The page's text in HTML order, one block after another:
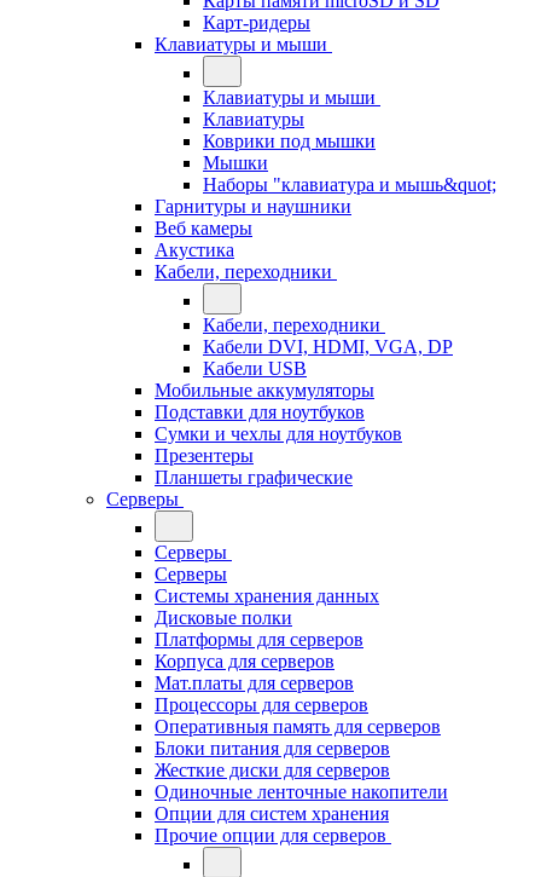
Карт-ридеры
Клавиатуры и мыши
Клавиатуры и мыши
Клавиатуры
Коврики под мышки
Мышки
Наборы "клавиатура и мышь&quot;
Гарнитуры и наушники
Веб камеры
Акустика
Кабели, переходники
Кабели, переходники
Кабели DVI, HDMI, VGA, DP
Кабели USB
Мобильные аккумуляторы
Подставки для ноутбуков
Сумки и чехлы для ноутбуков
Презентеры
Планшеты графические
Серверы
Серверы
Серверы
Системы хранения данных
Дисковые полки
Платформы для серверов
Корпуса для серверов
Мат.платы для серверов
Процессоры для серверов
Оперативныя память для серверов
Блоки питания для серверов
Жесткие диски для серверов
Одиночные ленточные накопители
Опции для систем хранения
Прочие опции для серверов